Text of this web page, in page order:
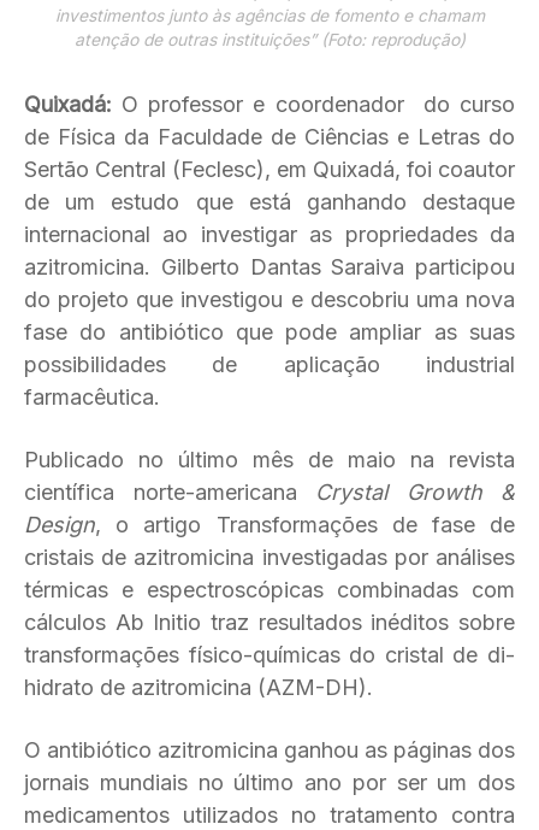
investimentos junto às agências de fomento e chamam
atenção de outras instituições” (Foto: reprodução)
Quixadá: O professor e coordenador do curso
de Física da Faculdade de Ciências e Letras do
Sertão Central (Feclesc), em Quixadá, foi coautor
de um estudo que está ganhando destaque
internacional ao investigar as propriedades da
azitromicina. Gilberto Dantas Saraiva participou
do projeto que investigou e descobriu uma nova
fase do antibiótico que pode ampliar as suas
possibilidades de aplicação industrial
farmacêutica.
Publicado no último mês de maio na revista
científica norte-americana Crystal Growth &
Design, o artigo Transformações de fase de
cristais de azitromicina investigadas por análises
térmicas e espectroscópicas combinadas com
cálculos Ab Initio traz resultados inéditos sobre
transformações físico-químicas do cristal de di-
hidrato de azitromicina (AZM-DH).
O antibiótico azitromicina ganhou as páginas dos
jornais mundiais no último ano por ser um dos
medicamentos utilizados no tratamento contra